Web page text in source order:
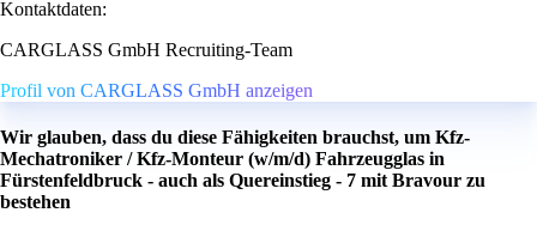
Kontaktdaten:
CARGLASS GmbH Recruiting-Team
Profil von CARGLASS GmbH anzeigen
Wir glauben, dass du diese Fähigkeiten brauchst, um Kfz-
Mechatroniker / Kfz-Monteur (w/m/d) Fahrzeugglas in
Fürstenfeldbruck - auch als Quereinstieg - 7 mit Bravour zu
bestehen